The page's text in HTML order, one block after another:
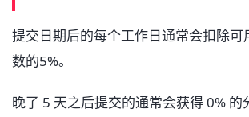
提交日期后的每个工作日通常会扣除可
数的5%。
晚了 5 天之后提交的通常会获得 0% 的